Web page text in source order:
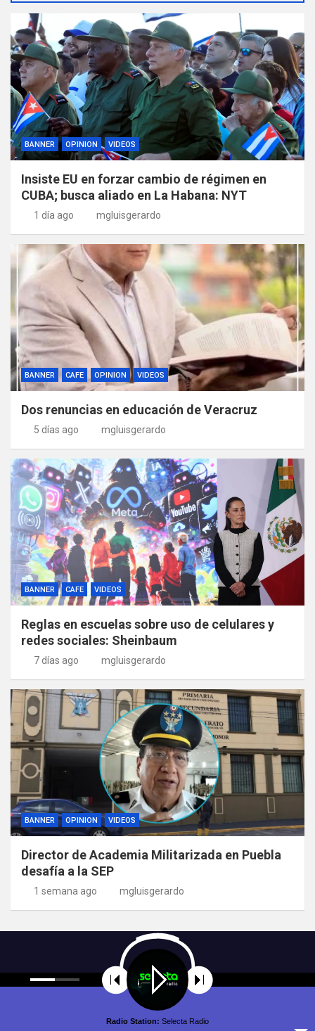
BANNER OPINION VIDEOS
Insiste EU en forzar cambio de régimen en
CUBA; busca aliado en La Habana: NYT
1 día ago mgluisgerardo
BANNER CAFE OPINION VIDEOS
Dos renuncias en educación de Veracruz
5 días ago mgluisgerardo
BANNER CAFE VIDEOS
Reglas en escuelas sobre uso de celulares y
redes sociales: Sheinbaum
7 días ago mgluisgerardo
BANNER OPINION VIDEOS
Director de Academia Militarizada en Puebla
desafía a la SEP
1 semana ago mgluisgerardo
Radio Station: Selecta Radio
Copyright © All rights reserved | Theme by